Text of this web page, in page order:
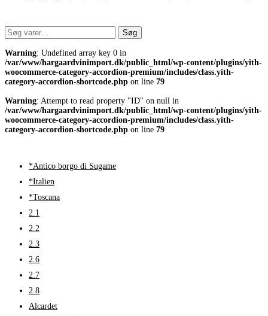
Søg
efter:
Søg
Warning: Undefined array key 0 in
/var/www/hargaardvinimport.dk/public_html/wp-content/plugins/yith-
woocommerce-category-accordion-premium/includes/class.yith-
category-accordion-shortcode.php on line 79
Warning: Attempt to read property "ID" on null in
/var/www/hargaardvinimport.dk/public_html/wp-content/plugins/yith-
woocommerce-category-accordion-premium/includes/class.yith-
category-accordion-shortcode.php on line 79
*Antico borgo di Sugame
*Italien
*Toscana
2.1
2.2
2.3
2.6
2.7
2.8
Alcardet